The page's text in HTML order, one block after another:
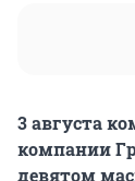
3 августа
компании
девятом